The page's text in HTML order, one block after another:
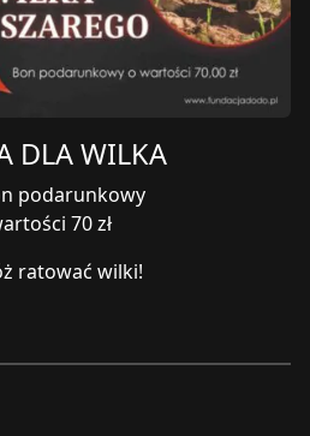
DLA WILKA
podarunkowy
70 zł
ratować wilki!